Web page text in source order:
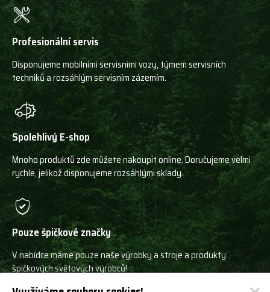
Profesionální servis
Disponujeme mobilními servisními vozy, týmem servisních
techniků a rozsáhlým servisním zázemím.
Spolehlivý E-shop
Mnoho produktů zde můžete nakoupit online. Doručujeme velmi
rychle, jelikož disponujeme rozsáhlými sklady.
Pouze špičkové značky
V nabídce máme pouze naše výrobky a stroje a produkty
špičkových světových výrobců!